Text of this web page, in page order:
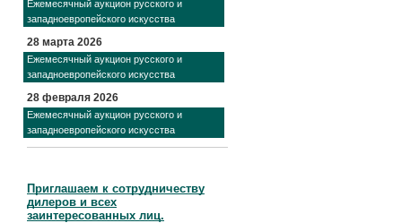
Ежемесячный аукцион русского и
западноевропейского искусства
28 марта 2026
Ежемесячный аукцион русского и
западноевропейского искусства
28 февраля 2026
Ежемесячный аукцион русского и
западноевропейского искусства
Приглашаем к сотрудничеству
дилеров и всех
заинтересованных лиц.